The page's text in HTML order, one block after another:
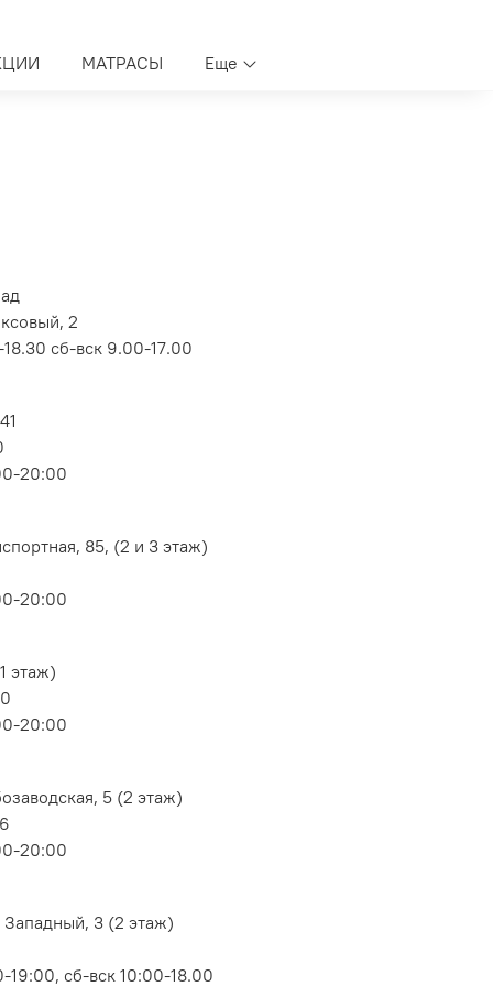
МАТРАСЫ Еще
2
сб-вск 9.00-17.00
20:00
85, (2 и 3 этаж)
20:00
этаж)
20:00
5 (2 этаж)
20:00
3 (2 этаж)
сб-вск 10:00-18.00